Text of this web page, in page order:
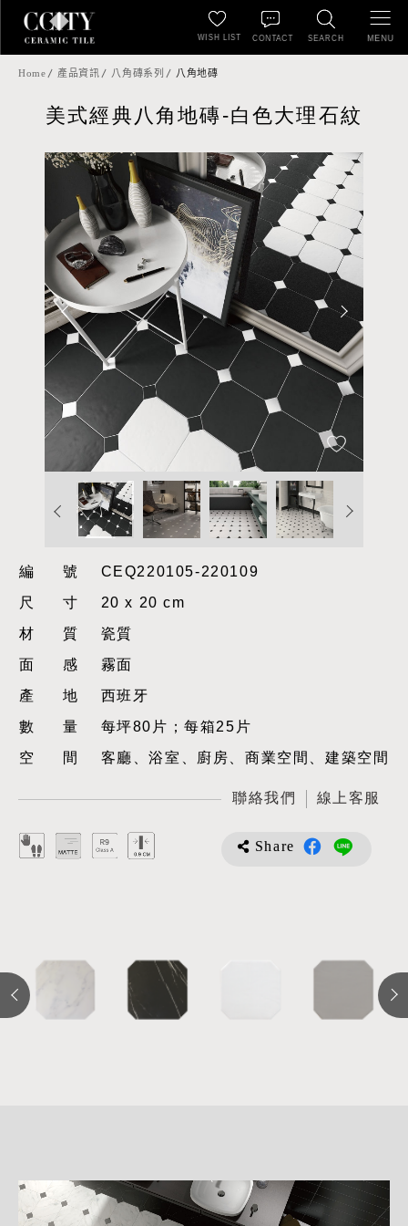
SEARCH
WISH LIST CONTACT MENU
Home 產品資訊 八角磚系列 八角地磚
美式經典八角地磚-白色大理石紋
編號CEQ220105-220109
尺寸20 x 20 cm
材質瓷質
面感霧面
產地西班牙
數量每坪80片；每箱25片
空間客廳、浴室、廚房、商業空間、建築空間
聯絡我們 線上客服
Share
細